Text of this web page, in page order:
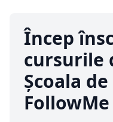
Încep
cursurile
Școala
FollowMe